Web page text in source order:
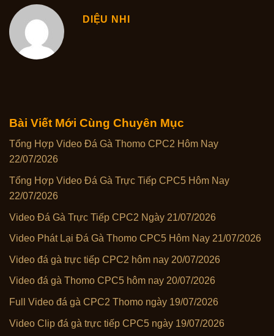
Bài Viết Mới Cùng Chuyên Mục
Tổng Hợp Video Đá Gà Thomo CPC2 Hôm Nay
22/07/2026
Tổng Hợp Video Đá Gà Trực Tiếp CPC5 Hôm Nay
22/07/2026
Video Đá Gà Trực Tiếp CPC2 Ngày 21/07/2026
Video Phát Lại Đá Gà Thomo CPC5 Hôm Nay 21/07/2026
Video đá gà trực tiếp CPC2 hôm nay 20/07/2026
Video đá gà Thomo CPC5 hôm nay 20/07/2026
Full Video đá gà CPC2 Thomo ngày 19/07/2026
Video Clip đá gà trực tiếp CPC5 ngày 19/07/2026
DIỆU NHI